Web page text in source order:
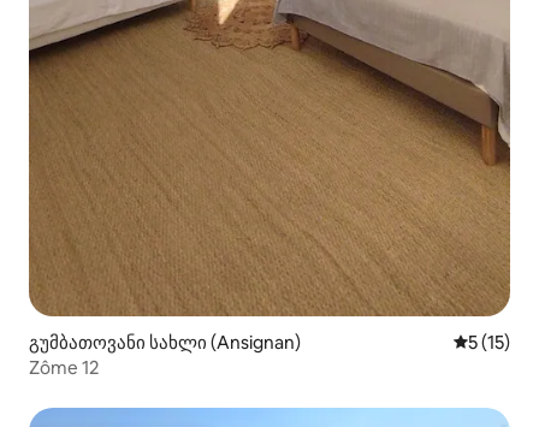
გუმბათოვანი სახლი (Ansignan) საშუალო
5 (15)
Zôme 12